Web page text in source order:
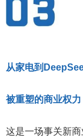
从家电到
被重塑的商业权力
这是一场事关新商